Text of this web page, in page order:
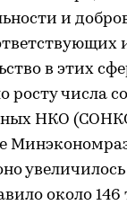
и
в этих
росту числа
НКО
около